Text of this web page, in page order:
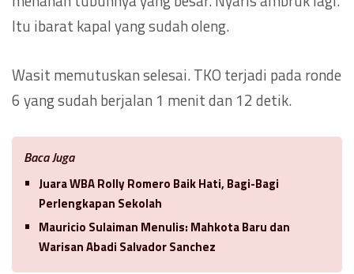
Itu ibarat kapal yang sudah oleng.
Wasit memutuskan selesai. TKO terjadi pada ronde
6 yang sudah berjalan 1 menit dan 12 detik.
Baca Juga
Juara WBA Rolly Romero Baik Hati, Bagi-Bagi
Perlengkapan Sekolah
Mauricio Sulaiman Menulis: Mahkota Baru dan
Warisan Abadi Salvador Sanchez